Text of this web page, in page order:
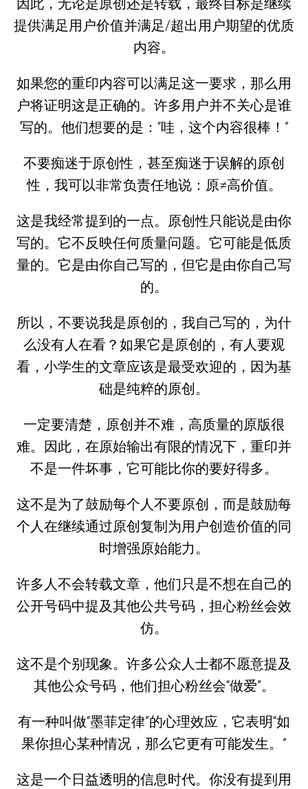
因此，无论是原创还是转载，最终目标是继续
提供满足用户价值并满足/超出用户期望的优质
内容。
如果您的重印内容可以满足这一要求，那么用
户将证明这是正确的。许多用户并不关心是谁
写的。他们想要的是：“哇，这个内容很棒！”
不要痴迷于原创性，甚至痴迷于误解的原创
性，我可以非常负责任地说：原≠高价值。
这是我经常提到的一点。原创性只能说是由你
写的。它不反映任何质量问题。它可能是低质
量的。它是由你自己写的，但它是由你自己写
的。
所以，不要说我是原创的，我自己写的，为什
么没有人在看？如果它是原创的，有人要观
看，小学生的文章应该是最受欢迎的，因为基
础是纯粹的原创。
一定要清楚，原创并不难，高质量的原版很
难。因此，在原始输出有限的情况下，重印并
不是一件坏事，它可能比你的要好得多。
这不是为了鼓励每个人不要原创，而是鼓励每
个人在继续通过原创复制为用户创造价值的同
时增强原始能力。
许多人不会转载文章，他们只是不想在自己的
公开号码中提及其他公共号码，担心粉丝会效
仿。
这不是个别现象。许多公众人士都不愿意提及
其他公众号码，他们担心粉丝会“做爱”。
有一种叫做“墨菲定律”的心理效应，它表明“如
果你担心某种情况，那么它更有可能发生。”
这是一个日益透明的信息时代。你没有提到用